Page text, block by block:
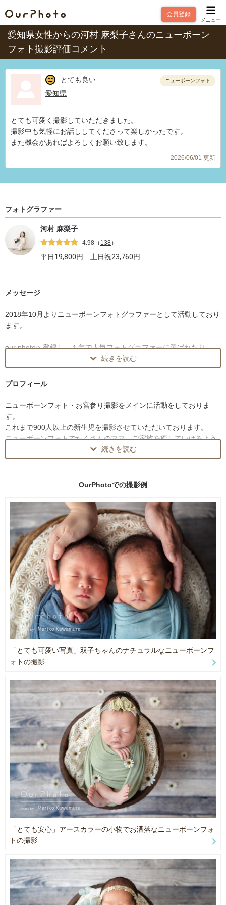
会員登録
メニュー
愛知県女性からの河村 麻梨子さんのニューボーン
フォト撮影評価コメント
とても良い
愛知県
ニューボーンフォト
とても可愛く撮影していただきました。
撮影中も気軽にお話ししてくださって楽しかったです。
また機会があればよろしくお願い致します。
2026/06/01 更新
フォトグラファー
河村 麻梨子
4.98 （ 138）
平日19,800円 土日祝23,760円
メッセージ
2018年10月よりニューボーンフォトグラファーとして活動しており
ます。
our photoへ登録し、１年で人気フォトグラファーに選ばれたり、
地元ラジオ(K-MIX)や中日新聞へ掲載など、メディアに取り上げてい
ただいたりしています。
自分自身が『新生児仮死』として生まれ、ニューボーンフォトグラ
ファーになり、
これまで850人以上の新生児撮影をし、写真を通してママを癒して
いきたい！！と活動しています。
最初に撮影した赤ちゃんたちが、今は小学生になり、
「子どもも写真を見て喜んでいます。」という声をママたちから聞
ニューボーンフォトは、親だけでなく、赤ちゃんにとっても嬉しい
ニューボーンフォトが、これからの皆様の育児の励み・人生の宝物
となりますように。
※下記の【ご予約・お問い合わせ時のお願い】ご一読いただき、
必ず【メッセージ用テンプレート】を使って
【チャットする】からお問い合わせをお願い致します！
★【予約・お問い合わせ時のお願い】
・ご出産までは仮予約となります。
安定期から仮予約可能です。
産前は撮影日時の指定はできかねます。
・ニューボーンフォト撮影は特殊な撮影となり、
・ニューボーンフォトプランはポーズドニューボーンフォト(おくる
みで巻いてポーズをする撮影)シンプルorスタンダードの２種類とポ
ージングなしのナチュラルニューボーンフォトから選択可能です。
●シンプルプラン
１枠＝50分 平日 ¥19,800 土日祝 ¥23,760
赤ちゃんのみ撮影 おくるみ１色
赤ちゃんとパパママ３人の家族写真
レタッチ済みデータ30枚程度お渡し
●スタンダードプラン
２枠＝100分 平日 ¥39,600 土日祝 ¥47,520
赤ちゃんのみの撮影 おくるみ２色
家族写真や兄弟写真も撮影可能です◎
レタッチ済みデータ60枚程度お渡し
●ナチュラルニューボーンフォト
１枠＝50分 平日 ¥19,800 土日祝 ¥23,760
おくるみやカゴなどのセットは使用せず、赤ちゃんとママやご家族
続きを読む
プロフィール
ニューボーンフォト・お宮参り撮影をメインに活動をしておりま
す。
これまで900人以上の新生児を撮影させていただいております。
ニューボーンフォトでたくさんのママ、ご家族を癒していけるよう
2020.1 K-mix モーニングラジラ 出演
2023.7 ニューボーンフォト、ファミリーフォト展 開催
2023.7 中日新聞 掲載
2025.5 読売新聞 掲載
続きを読む
OurPhotoでの撮影例
「とても可愛い写真」双子ちゃんのナチュラルなニューボーンフ
ォトの撮影
「とても安心」アースカラーの小物でお洒落なニューボーンフォ
トの撮影